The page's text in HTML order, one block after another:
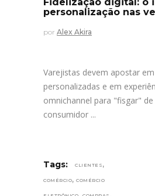
personalização nas
por Alex Akira
Varejistas devem apostar
personalizadas e em
omnichannel para "fisgar" de
consumidor
Tags: CLIENTES ,
COMÉRCIO, COMÉRCIO